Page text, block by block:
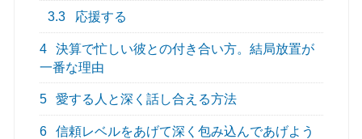
3.3 応援する
4
決算で忙しい彼との付き合い方。結局放置が
一番な理由
5 愛する人と深く話し合える方法
6 信頼レベルをあげて深く包み込んであげよう